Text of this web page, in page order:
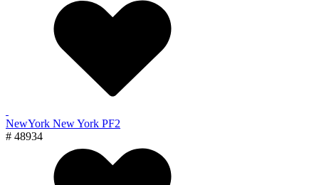
NewYork New York PF2
# 48934